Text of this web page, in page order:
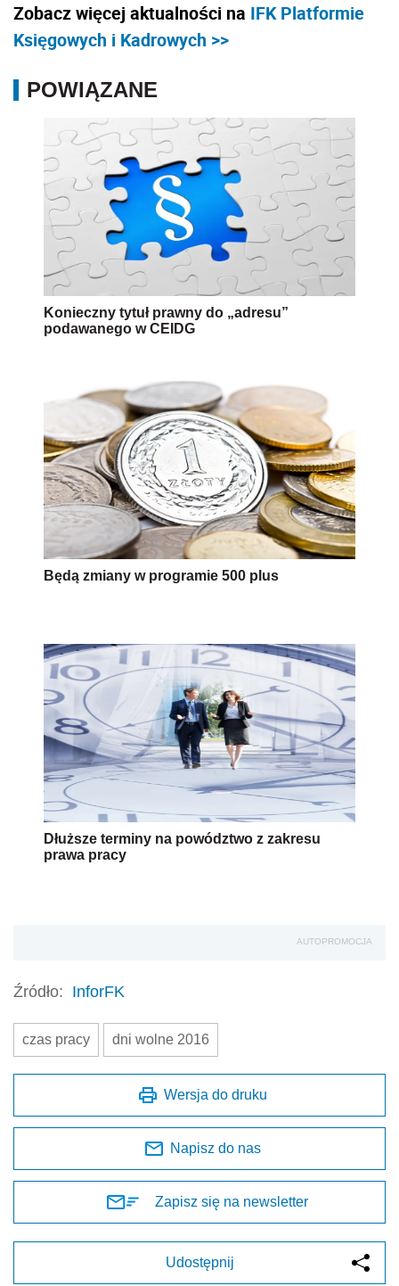
Zobacz więcej aktualności na IFK Platformie
Księgowych i Kadrowych >>
POWIĄZANE
Konieczny tytuł prawny do „adresu”
podawanego w CEIDG
Będą zmiany w programie 500 plus
Dłuższe terminy na powództwo z zakresu
prawa pracy
AUTOPROMOCJA
Źródło: InforFK
czas pracy dni wolne 2016
Wersja do druku
Napisz do nas
Zapisz się na newsletter
Udostępnij